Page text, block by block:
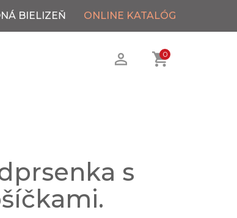
BIELIZEŇ ONLINE KATALÓG
0
s